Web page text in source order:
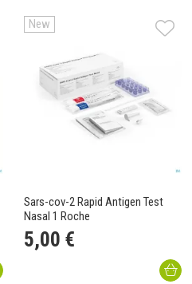
New
Sars-cov-2 Rapid Antigen Test
Nasal 1 Roche
5,00 €